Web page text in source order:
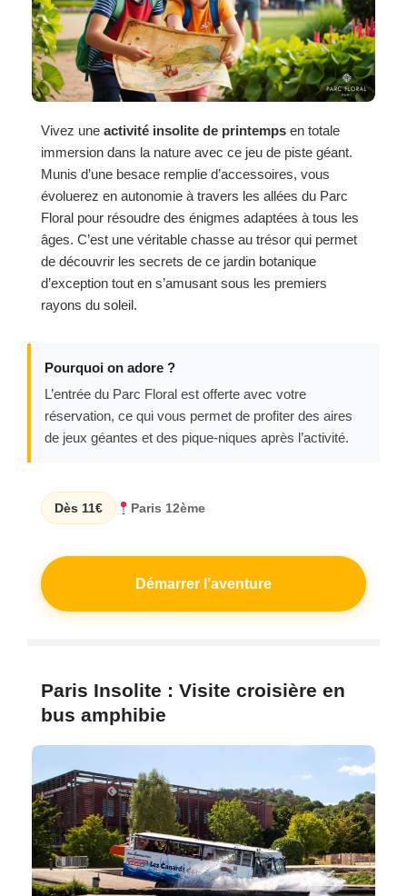
Vivez une activité insolite de printemps en totale
immersion dans la nature avec ce jeu de piste géant.
Munis d’une besace remplie d’accessoires, vous
évoluerez en autonomie à travers les allées du Parc
Floral pour résoudre des énigmes adaptées à tous les
âges. C’est une véritable chasse au trésor qui permet
de découvrir les secrets de ce jardin botanique
d’exception tout en s’amusant sous les premiers
rayons du soleil.
Pourquoi on adore ?
L’entrée du Parc Floral est offerte avec votre
réservation, ce qui vous permet de profiter des aires
de jeux géantes et des pique-niques après l’activité.
Dès 11€ Paris 12ème
Démarrer l’aventure
Paris Insolite : Visite croisière en
bus amphibie